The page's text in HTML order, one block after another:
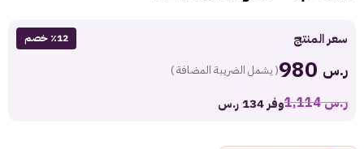
سعر المنتج ٪12 خصم
ر.س ( يشمل الضريبة المضافة )
ر.س1,114 وفر 134 ر.س